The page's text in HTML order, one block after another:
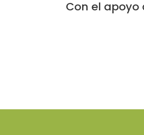
Con el apoyo